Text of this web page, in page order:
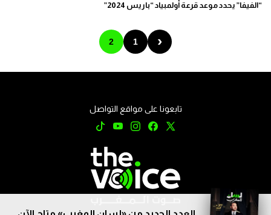
“الفيفا” يحدد موعد قرعة أولمبياد “باريس 2024”
‹
1
2
تابعونا على مواقع التواصل